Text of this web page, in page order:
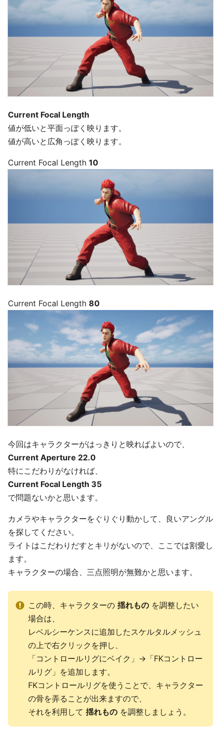
Current Focal Length
値が低いと平面っぽく映ります。
値が高いと広角っぽく映ります。
Current Focal Length 10
Current Focal Length 80
今回はキャラクターがはっきりと映ればよいので、
Current Aperture 22.0
特にこだわりがなければ、
Current Focal Length 35
で問題ないかと思います。
カメラやキャラクターをぐりぐり動かして、良いアングル
を探してください。
ライトはこだわりだすとキリがないので、ここでは割愛し
ます。
キャラクターの場合、三点照明が無難かと思います。
この時、キャラクターの 揺れもの を調整したい
場合は、
レベルシーケンスに追加したスケルタルメッシュ
の上で右クリックを押し、
「コントロールリグにベイク」→「FKコントロー
ルリグ」を追加します。
FKコントロールリグを使うことで、キャラクター
の骨を弄ることが出来ますので、
それを利用して 揺れもの を調整しましょう。